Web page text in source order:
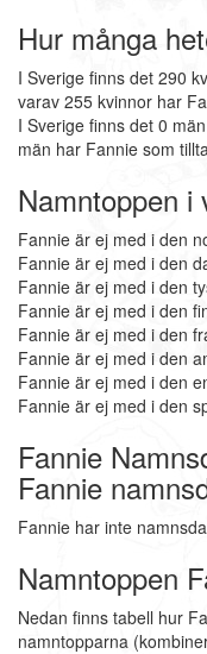
Hur många
I Sverige finns det 290
varav 255 kvinnor har
I Sverige finns det 0
män har Fannie som
Namntoppen i
Fannie är ej med i den
Fannie är ej med i den
Fannie är ej med i den
Fannie är ej med i den
Fannie är ej med i den
Fannie är ej med i den
Fannie är ej med i den
Fannie är ej med i den
Fannie
Fannie
Fannie har inte
Namntoppen
Nedan finns tabell hur
namntopparna